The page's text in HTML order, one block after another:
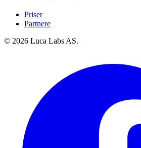
Priser
Partnere
© 2026 Luca Labs AS.